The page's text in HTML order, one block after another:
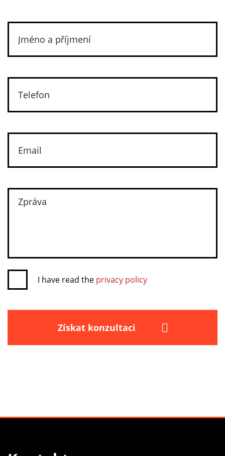
I have read the privacy policy
Získat konzultaci